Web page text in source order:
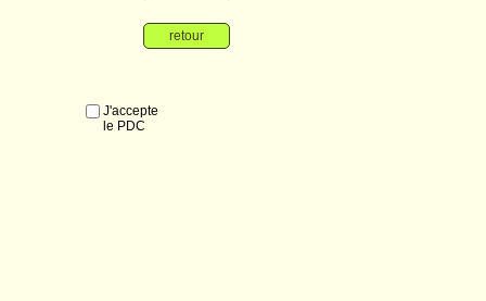
retour
J'accepte
le PDC